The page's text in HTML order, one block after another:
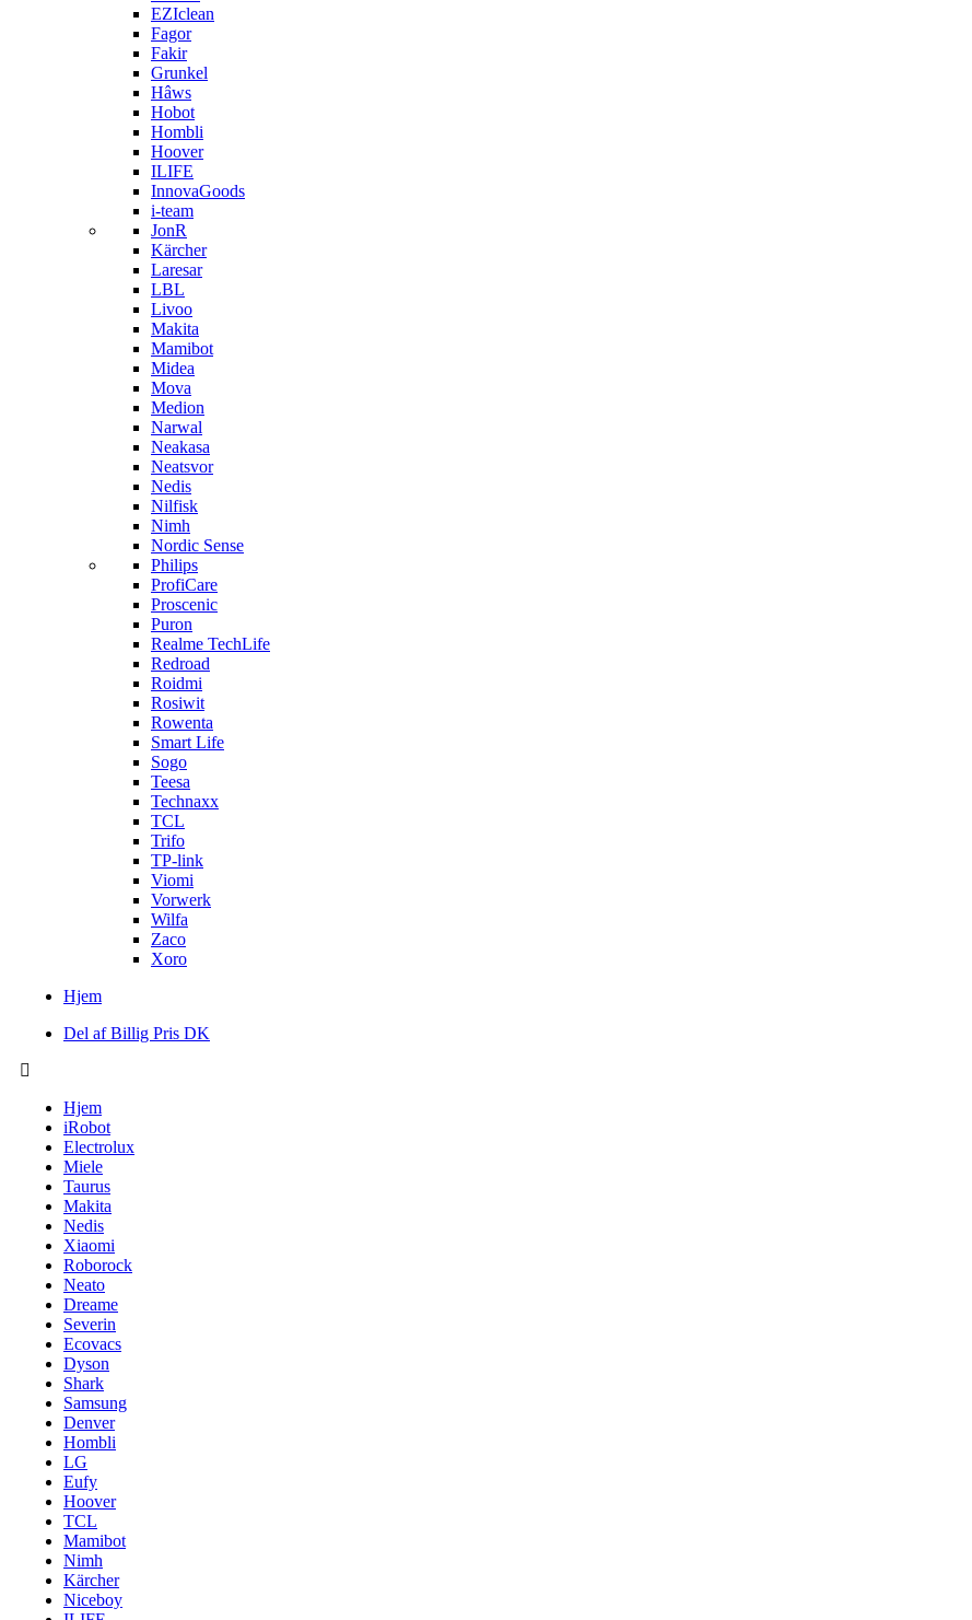
EZIclean
Fagor
Fakir
Grunkel
Hâws
Hobot
Hombli
Hoover
ILIFE
InnovaGoods
i-team
JonR
Kärcher
Laresar
LBL
Livoo
Makita
Mamibot
Midea
Mova
Medion
Narwal
Neakasa
Neatsvor
Nedis
Nilfisk
Nimh
Nordic Sense
Philips
ProfiCare
Proscenic
Puron
Realme TechLife
Redroad
Roidmi
Rosiwit
Rowenta
Smart Life
Sogo
Teesa
Technaxx
TCL
Trifo
TP-link
Viomi
Vorwerk
Wilfa
Zaco
Xoro
Hjem
Del af Billig Pris DK
Hjem
iRobot
Electrolux
Miele
Taurus
Makita
Nedis
Xiaomi
Roborock
Neato
Dreame
Severin
Ecovacs
Dyson
Shark
Samsung
Denver
Hombli
LG
Eufy
Hoover
TCL
Mamibot
Nimh
Kärcher
Niceboy